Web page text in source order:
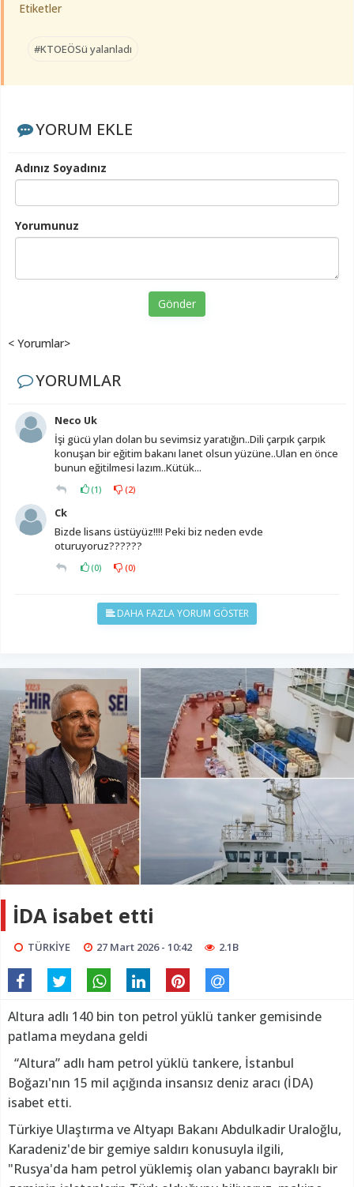
Etiketler
#KTOEÖSü yalanladı
YORUM EKLE
Adınız Soyadınız
Yorumunuz
Gönder
< Yorumlar>
YORUMLAR
Neco Uk
İşi gücü ylan dolan bu sevimsiz yaratığın..Dili çarpık çarpık
konuşan bir eğitim bakanı lanet olsun yüzüne..Ulan en önce
bunun eğitilmesi lazım..Kütük...
(1) (2)
Ck
Bizde lisans üstüyüz!!!! Peki biz neden evde
oturuyoruz??????
(0) (0)
DAHA FAZLA YORUM GÖSTER
İDA isabet etti
TÜRKİYE 27 Mart 2026 - 10:42 2.1B
Altura adlı 140 bin ton petrol yüklü tanker gemisinde
patlama meydana geldi
“Altura” adlı ham petrol yüklü tankere, İstanbul
Boğazı'nın 15 mil açığında insansız deniz aracı (İDA)
isabet etti.
Türkiye Ulaştırma ve Altyapı Bakanı Abdulkadir Uraloğlu,
Karadeniz'de bir gemiye saldırı konusuyla ilgili,
"Rusya'da ham petrol yüklemiş olan yabancı bayraklı bir